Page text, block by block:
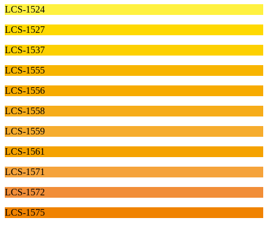
LCS-1524
LCS-1527
LCS-1537
LCS-1555
LCS-1556
LCS-1558
LCS-1559
LCS-1561
LCS-1571
LCS-1572
LCS-1575